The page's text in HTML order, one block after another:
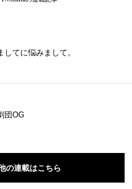
してに悩みまして。
団OG
の連載はこちら